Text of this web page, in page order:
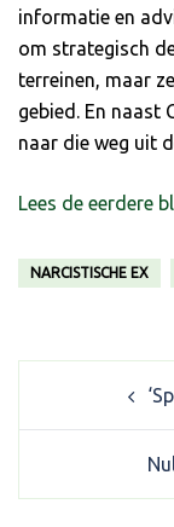
informatie en
om strategisch
terreinen, maar
gebied. En naast
naar die weg uit
Lees de eerdere
NARCISTISCHE EX
navigation